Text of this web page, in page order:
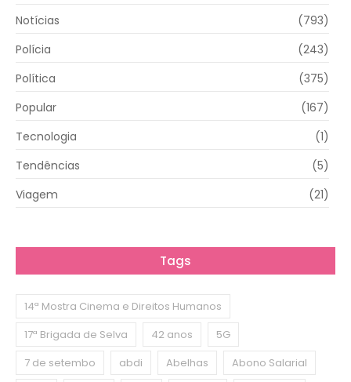
Notícias
(793)
Polícia
(243)
Política
(375)
Popular
(167)
Tecnologia
(1)
Tendências
(5)
Viagem
(21)
Tags
14ª Mostra Cinema e Direitos Humanos
17ª Brigada de Selva
42 anos
5G
7 de setembo
abdi Abelhas
Abono Salarial